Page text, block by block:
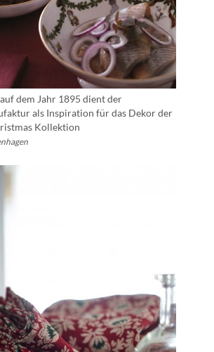
dem Jahr 1895 dient der
als Inspiration für das Dekor der
Kollektion